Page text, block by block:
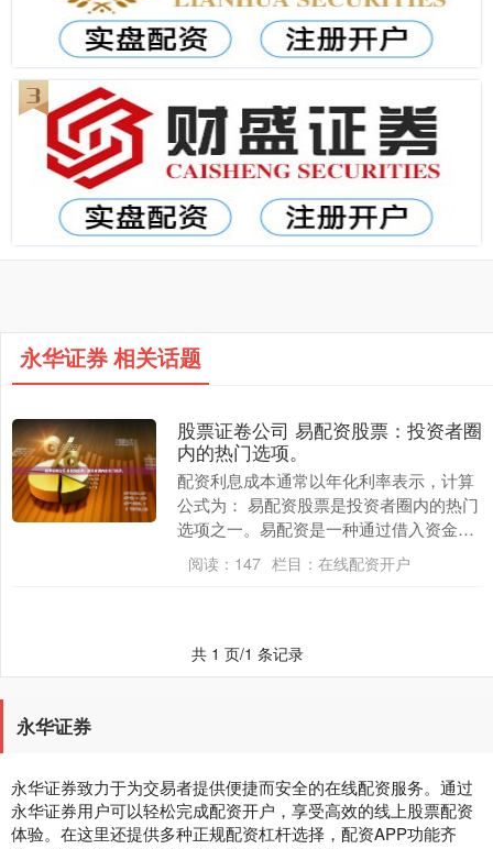
永华证券 相关话题
股票证卷公司 易配资股票：投资者圈
内的热门选项。
配资利息成本通常以年化利率表示，计算
公式为： 易配资股票是投资者圈内的热门
选项之一。易配资是一种通过借入资金进
行股票交易的方式。这种形式的投资可以
提高投资者的资....
阅读： 147 栏目： 在线配资开户
共 1 页/1 条记录
永华证券
永华证券致力于为交易者提供便捷而安全的在线配资服务。通过
永华证券用户可以轻松完成配资开户，享受高效的线上股票配资
体验。在这里还提供多种正规配资杠杆选择，配资APP功能齐